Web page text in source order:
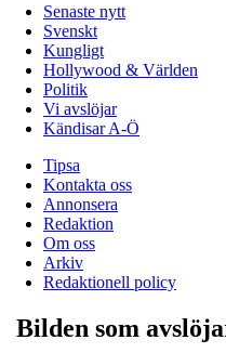
Senaste nytt
Svenskt
Kungligt
Hollywood & Världen
Politik
Vi avslöjar
Kändisar A-Ö
Tipsa
Kontakta oss
Annonsera
Redaktion
Om oss
Arkiv
Redaktionell policy
Bilden som